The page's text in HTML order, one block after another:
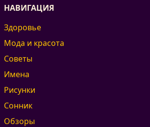
НАВИГАЦИЯ
Здоровье
Мода и красота
Советы
Имена
Рисунки
Сонник
Обзоры